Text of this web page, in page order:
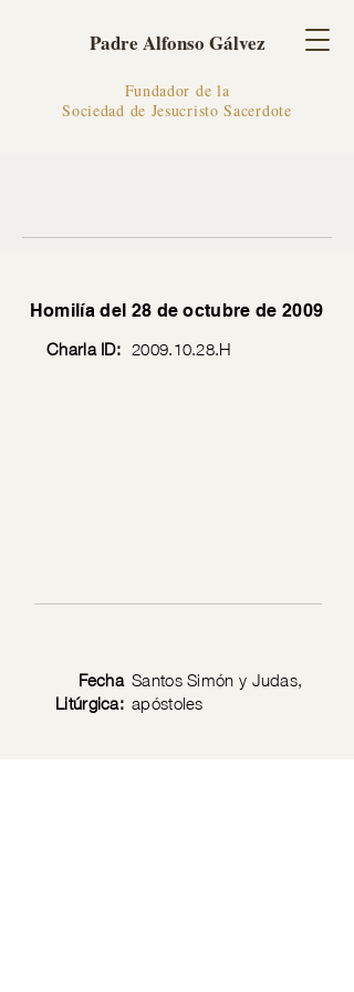
Padre Alfonso Gálvez
Fundador de la
Sociedad de Jesucristo Sacerdote
Homilía del 28 de octubre de 2009
Charla ID: 2009.10.28.H
Fecha
Litúrgica:
Santos Simón y Judas,
apóstoles